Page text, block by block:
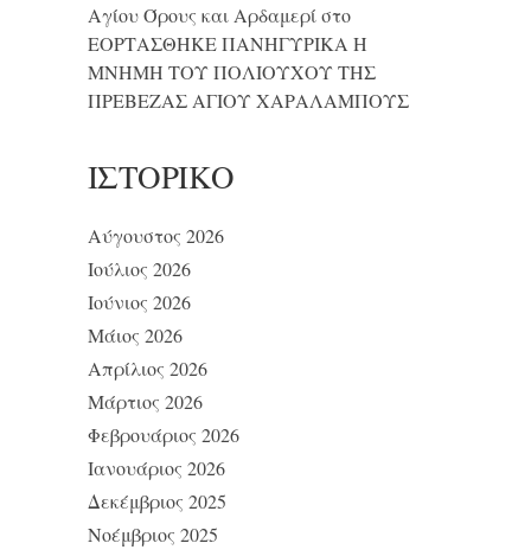
Αγίου Όρους και Αρδαμερίστο
ΕΟΡΤΑΣΘΗΚΕ ΠΑΝΗΓΥΡΙΚΑ Η
ΜΝΗΜΗ ΤΟΥ ΠΟΛΙΟΥΧΟΥ ΤΗΣ
ΠΡΕΒΕΖΑΣ ΑΓΙΟΥ ΧΑΡΑΛΑΜΠΟΥΣ
ΙΣΤΟΡΙΚΌ
Αύγουστος 2026
Ιούλιος 2026
Ιούνιος 2026
Μάιος 2026
Απρίλιος 2026
Μάρτιος 2026
Φεβρουάριος 2026
Ιανουάριος 2026
Δεκέμβριος 2025
Νοέμβριος 2025